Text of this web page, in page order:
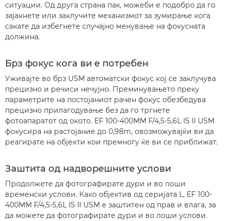
ситуации. Од друга страна пак, можеби е подобро да го
зајакнете или заклучите механизмот за зумирање кога
сакате да избегнете случајно менување на фокусната
должина.
Брз фокус кога ви е потребен
Уживајте во брз USM автоматски фокус кој се заклучува
прецизно и речиси нечујно. Преминувањето преку
параметрите на постојаниот рачен фокус обезбедува
прецизно прилагодување без да го тргнете
фотоапаратот од окото. EF 100-400MM F/4,5-5,6L IS II USM
фокусира на растојание до 0,98m, овозможувајќи ви да
реагирате на објекти кои премногу ќе ви се приближат.
Заштита од надворешните услови
Продолжете да фотографирате дури и во лоши
временски услови. Како објектив од серијата L, EF 100-
400MM F/4,5-5,6L IS II USM е заштитен од прав и влага, за
да можете да фотографирате дури и во лоши услови.